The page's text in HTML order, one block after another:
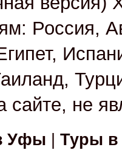
Россия,
сайте, не
Уфы
Туры в